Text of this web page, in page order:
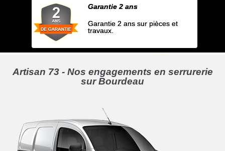
Garantie 2 ans
Garantie 2 ans sur pièces et
travaux.
Artisan 73 - Nos engagements en serrurerie
sur Bourdeau